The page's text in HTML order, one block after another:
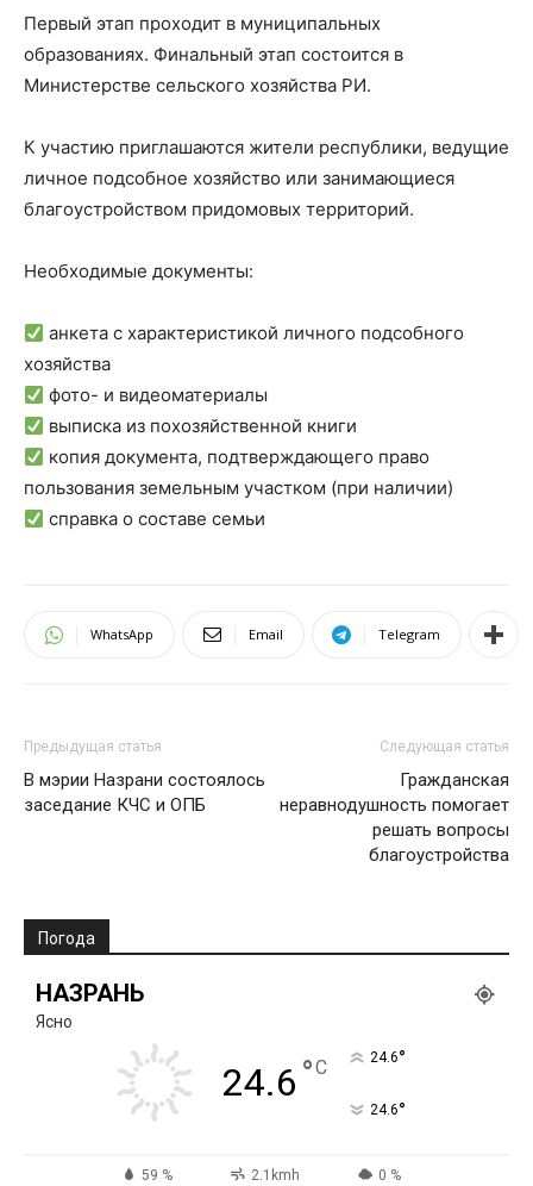
Первый этап проходит в муниципальных
образованиях. Финальный этап состоится в
Министерстве сельского хозяйства РИ.
К участию приглашаются жители республики, ведущие
личное подсобное хозяйство или занимающиеся
благоустройством придомовых территорий.
Необходимые документы:
анкета с характеристикой личного подсобного
хозяйства
фото- и видеоматериалы
выписка из похозяйственной книги
копия документа, подтверждающего право
пользования земельным участком (при наличии)
справка о составе семьи
WhatsApp Email Telegram
Предыдущая статья
В мэрии Назрани состоялось
заседание КЧС и ОПБ
Следующая статья
Гражданская
неравнодушность помогает
решать вопросы
благоустройства
Погода
НАЗРАНЬ
Ясно
24.6 °C 24.6°
24.6°
59 % 2.1kmh 0 %